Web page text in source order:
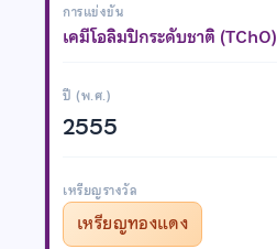
การแข่งขัน
เคมีโอลิมปิกระดับชาติ (TChO)
ปี (พ.ศ.)
2555
เหรียญรางวัล
เหรียญทองแดง